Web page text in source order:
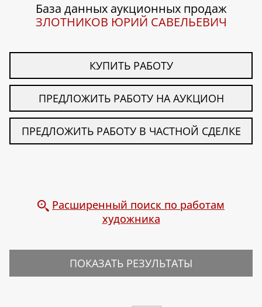
База данных аукционных продаж
ЗЛОТНИКОВ ЮРИЙ САВЕЛЬЕВИЧ
КУПИТЬ РАБОТУ
ПРЕДЛОЖИТЬ РАБОТУ НА АУКЦИОН
ПРЕДЛОЖИТЬ РАБОТУ В ЧАСТНОЙ СДЕЛКЕ
Расширенный поиск по работам
художника
ПОКАЗАТЬ РЕЗУЛЬТАТЫ